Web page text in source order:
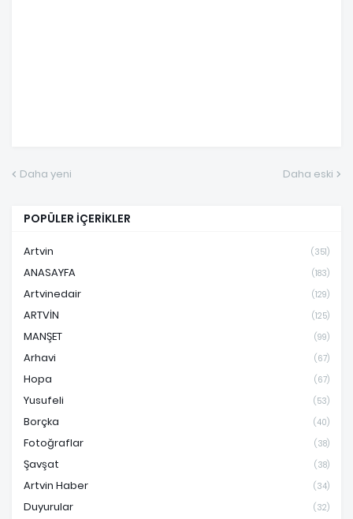
Daha yeni Daha eski
POPÜLER İÇERİKLER
Artvin (351)
ANASAYFA (183)
Artvinedair (129)
ARTVİN (125)
MANŞET (99)
Arhavi (67)
Hopa (67)
Yusufeli (53)
Borçka (40)
Fotoğraflar (38)
Şavşat (38)
Artvin Haber (34)
Duyurular (32)